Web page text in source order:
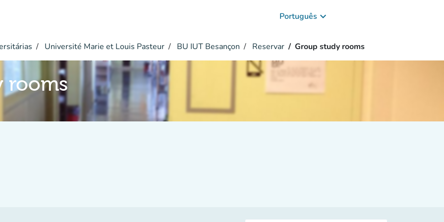
Português keyboard_arrow_down
Université Marie et Louis Pasteur BU IUT Besançon Reservar Group study rooms
rooms